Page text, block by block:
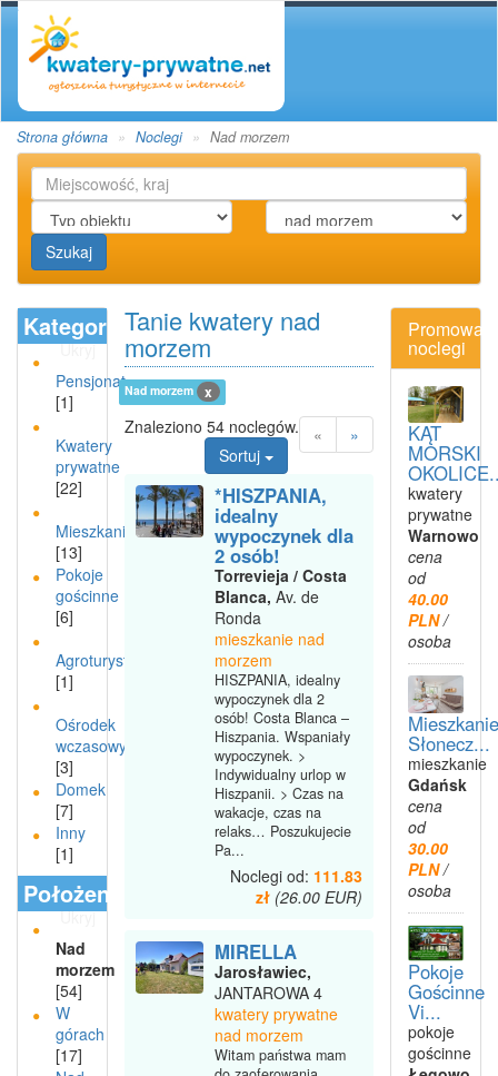
Strona główna Noclegi Nad morzem
Szukaj
Kategoria
Ukryj
Pensjonat
[1]
Kwatery
prywatne
[22]
Mieszkanie
[13]
Pokoje
gościnne
[6]
Agroturystyka
[1]
Ośrodek
wczasowy
[3]
Domek
[7]
Inny
[1]
Położenie
Ukryj
Nad
morzem
[54]
W
górach
[17]
Tanie kwatery nad
morzem
Nad morzem x
Znaleziono 54 noclegów. «
»
Sortuj
*HISZPANIA,
idealny
wypoczynek dla
2 osób!
Torrevieja / Costa
Blanca, Av. de
Ronda
mieszkanie nad
morzem
HISZPANIA, idealny
wypoczynek dla 2
osób! Costa Blanca –
Hiszpania. Wspaniały
wypoczynek. >
Indywidualny urlop w
Hiszpanii. > Czas na
wakacje, czas na
relaks… Poszukujecie
Pa...
Noclegi od: 111.83
zł (26.00 EUR)
MIRELLA
Jarosławiec,
JANTAROWA 4
kwatery prywatne
nad morzem
Witam państwa mam
noclegi
KĄT
MORSKI
kwatery
prywatne
Warnowo
cena
od
40.00
PLN/
osoba
Mieszkanie
Słonecz...
mieszkanie
Gdańsk
cena
od
30.00
PLN/
osoba
Pokoje
Gościnne
Vi...
pokoje
gościnne